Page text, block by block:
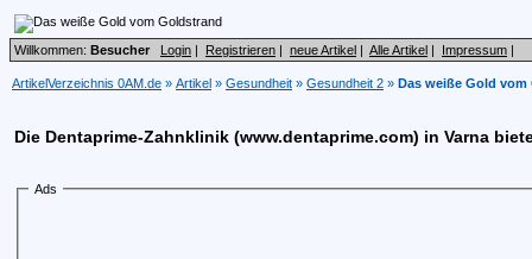
Willkommen: Besucher Login | Registrieren | neue Artikel | Alle Artikel | Impressum |
ArtikelVerzeichnis 0AM.de » Artikel » Gesundheit » Gesundheit 2 » Das weiße Gold
Die Dentaprime-Zahnklinik (www.dentaprime.com) in Varna
Ads